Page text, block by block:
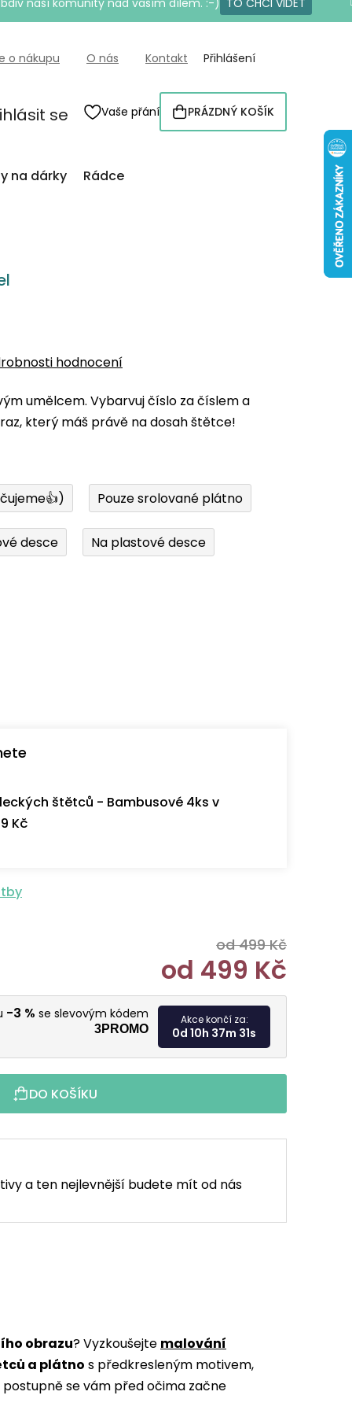
naší komunity nad vaším dílem. :-) TO CHCI VIDĚT
o nákupu O nás Kontakt Přihlášení
se Vaše přání
NÁKUPNÍ
KOŠÍK
PRÁZDNÝ KOŠÍK
na dárky Rádce
hodnocení
umělcem. Vybarvuj číslo za číslem a
který máš právě na dosah štětce!
Pouze srolované plátno
desce Na plastové desce
štětců - Bambusové 4ks v
Kč
od 499 Kč
od 499 Kč
Měrná
-3 % se slevovým kódem
3PROMO
Akce končí za:
0d 10h 37m 30s
DO KOŠÍKU
a ten nejlevnější budete mít od nás
obrazu? Vyzkoušejte malování
a plátno s předkresleným motivem,
se vám před očima začne